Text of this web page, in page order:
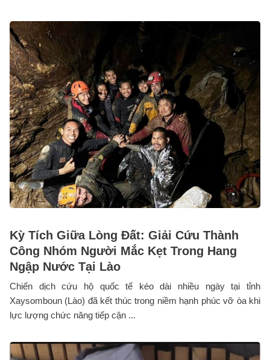
Kỳ Tích Giữa Lòng Đất: Giải Cứu Thành
Công Nhóm Người Mắc Kẹt Trong Hang
Ngập Nước Tại Lào
Chiến dịch cứu hộ quốc tế kéo dài nhiều ngày tại tỉnh
Xaysomboun (Lào) đã kết thúc trong niềm hạnh phúc vỡ òa khi
lực lượng chức năng tiếp cận ...